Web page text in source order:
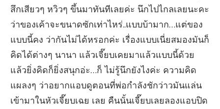
สึกเสียวๆ หวิวๆ ขึ้นมาทันทีเลยค่ะ นึกไปไกลเลยนะคะ
ว่าของเค้าจะขนาดซักเท่าไหร่..แบบบ้ามาก…แต่ของ
แบบนี้คง ว่ากันไม่ได้หรอกค่ะ เรื่องแบบเนี่ยสมองมันก็
คิดได้ต่างๆ นานา แล้วเจี๊ยบเคยมาแล้วแบบนี้ด้วย
แล้วยิ่งคิดก็ยิ่งสนุกอ่ะ…ก็ ไม่รู้นึกยังไงค่ะ ความคิด
แผลงๆ ว่าอยากแอบดูตอนที่พ่อกำลังชักว่าวมันแล่น
เข้ามาในหัวเจี๊ยบเฉย เลย คืนนั้นเจี๊ยบเลยลองแอบปิด